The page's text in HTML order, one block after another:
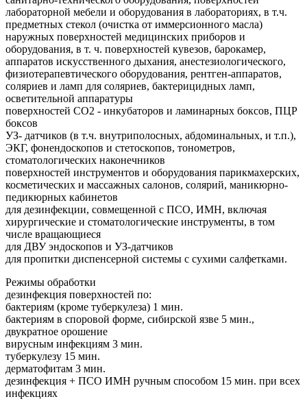
лабораторной мебели и оборудования в лабораториях, в т.ч.
предметных стекол (очистка от иммерсионного масла)
наружных поверхностей медицинских приборов и
оборудования, в т. ч. поверхностей кувезов, барокамер,
аппаратов искусственного дыхания, анестезиологического,
физиотерапевтического оборудования, рентген-аппаратов,
соляриев и ламп для соляриев, бактерицидных ламп,
осветительной аппаратуры
поверхностей СО2 - инкубаторов и ламинарных боксов, ПЦР
боксов
УЗ- датчиков (в т.ч. внутриполосных, абдоминальных, и т.п.),
ЭКГ, фонендоскопов и стетоскопов, тонометров,
стоматологических наконечников
поверхностей инструментов и оборудования парикмахерских,
косметических и массажных салонов, солярий, маникюрно-
педикюрных кабинетов
для дезинфекции, совмещенной с ПСО, ИМН, включая
хирургические и стоматологические инструменты, в том
числе вращающиеся
для ДВУ эндоскопов и УЗ-датчиков
для пропитки диспенсерной системы с сухими салфетками.
Режимы обработки
дезинфекция поверхностей по:
бактериям (кроме туберкулеза) 1 мин.
бактериям в споровой форме, cибирской язве 5 мин.,
двукратное орошение
вирусным инфекциям 3 мин.
туберкулезу 15 мин.
дерматофитам 3 мин.
дезинфекция + ПСО ИМН ручным способом 15 мин. при всех
инфекциях